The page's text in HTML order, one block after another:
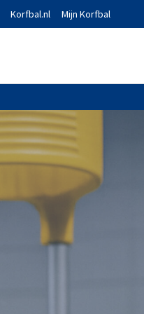
Korfbal.nl Mijn Korfbal